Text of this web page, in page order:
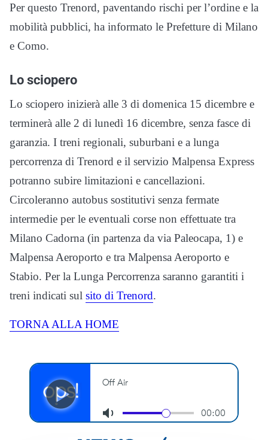
Per questo Trenord, paventando rischi per l’ordine e la
mobilità pubblici, ha informato le Prefetture di Milano
e Como.
Lo sciopero
Lo sciopero inizierà alle 3 di domenica 15 dicembre e
terminerà alle 2 di lunedì 16 dicembre, senza fasce di
garanzia. I treni regionali, suburbani e a lunga
percorrenza di Trenord e il servizio Malpensa Express
potranno subire limitazioni e cancellazioni.
Circoleranno autobus sostitutivi senza fermate
intermedie per le eventuali corse non effettuate tra
Milano Cadorna (in partenza da via Paleocapa, 1) e
Malpensa Aeroporto e tra Malpensa Aeroporto e
Stabio. Per la Lunga Percorrenza saranno garantiti i
treni indicati sul sito di Trenord.
TORNA ALLA HOME